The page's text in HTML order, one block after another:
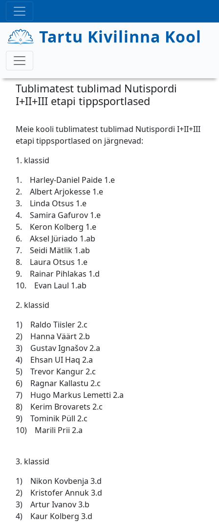
Liigu edasi põhisisu juurde
Tartu Kivilinna Kool
Tublimatest tublimad Nutispordi
I+II+III etapi tippsportlased
Meie kooli tublimatest tublimad Nutispordi I+II+III
etapi tippsportlased on järgnevad:
1. klassid
1. Harley-Daniel Paide 1.e
2. Albert Arjokesse 1.e
3. Linda Otsus 1.e
4. Samira Gafurov 1.e
5. Keron Kolberg 1.e
6. Aksel Jüriado 1.ab
7. Seidi Mätlik 1.ab
8. Laura Otsus 1.e
9. Rainar Pihlakas 1.d
10. Evan Laul 1.ab
2. klassid
1) Raldo Tiisler 2.c
2) Hanna Väärt 2.b
3) Gustav Ignašov 2.a
4) Ehsan UI Haq 2.a
5) Trevor Kangur 2.c
6) Ragnar Kallastu 2.c
7) Hugo Markus Lemetti 2.a
8) Kerim Brovarets 2.c
9) Tominik Püll 2.c
10) Marili Prii 2.a
3. klassid
1) Nikon Kovbenja 3.d
2) Kristofer Annuk 3.d
3) Artur Ivanov 3.b
4) Kaur Kolberg 3.d